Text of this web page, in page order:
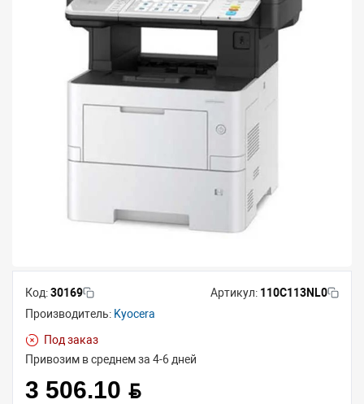
Код:30169 Артикул: 110C113NL0
Производитель: Kyocera
Под заказ
Привозим в среднем за 4-6 дней
3 506.10 BYN